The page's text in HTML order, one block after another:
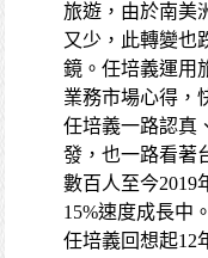
旅遊，由於南美
又少，此轉變也
鏡。任培義運用
業務市場心得，
任培義一路認真
發，也一路看著
數百人至今2019
15%速度成長中。
任培義回想起12